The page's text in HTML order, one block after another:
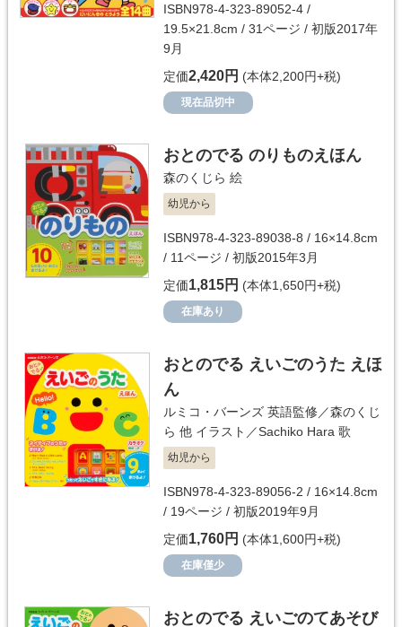
ISBN978-4-323-89052-4 /
19.5×21.8cm / 31ページ / 初版2017年
9月
定価2,420円 (本体2,200円+税)
現在品切中
おとのでる のりものえほん
森のくじら 絵
幼児から
ISBN978-4-323-89038-8 / 16×14.8cm
/ 11ページ / 初版2015年3月
定価1,815円 (本体1,650円+税)
在庫あり
おとのでる えいごのうた えほ
ん
ルミコ・バーンズ 英語監修／森のくじ
ら 他 イラスト／Sachiko Hara 歌
幼児から
ISBN978-4-323-89056-2 / 16×14.8cm
/ 19ページ / 初版2019年9月
定価1,760円 (本体1,600円+税)
在庫僅少
おとのでる えいごのてあそび